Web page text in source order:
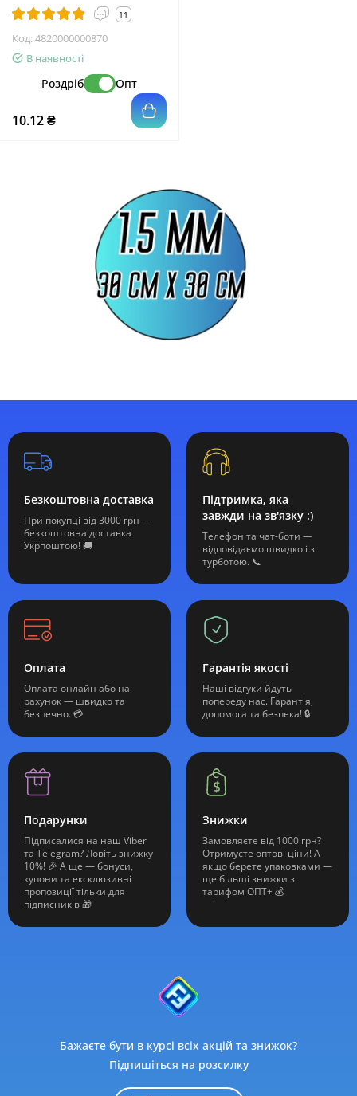
11
Код:4820000000870
В наявності
Роздріб Опт
10.12 ₴
Безкоштовна доставка
При покупці від 3000 грн —
безкоштовна доставка
Укрпоштою! 🚚
Підтримка, яка
завжди на зв'язку :)
Телефон та чат-боти —
відповідаємо швидко і з
турботою. 📞
Оплата
Оплата онлайн або на
рахунок — швидко та
безпечно. 💳
Гарантія якості
Наші відгуки йдуть
попереду нас. Гарантія,
допомога та безпека! 🔒
Подарунки
Підписалися на наш Viber
та Telegram? Ловіть знижку
10%! 🎉 А ще — бонуси,
купони та ексклюзивні
пропозиції тільки для
підписників 🎁
Знижки
Замовляєте від 1000 грн?
Отримуєте оптові ціни! А
якщо берете упаковками —
ще більші знижки з
тарифом ОПТ+ 💰
Бажаєте бути в курсі всіх акцій та знижок?
Підпишіться на розсилку